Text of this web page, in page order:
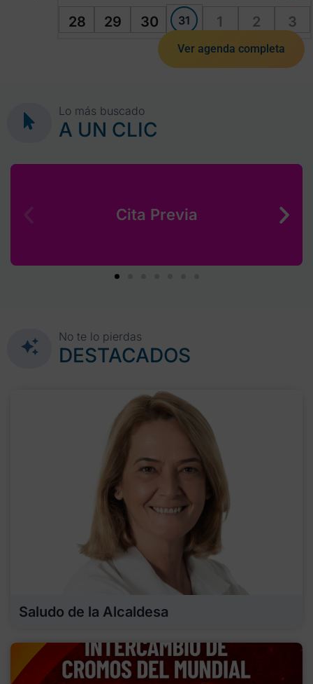
28 29 30 31 1 2 3
Ver agenda completa
Lo más buscado
A UN CLIC
Cita Previa
No te lo pierdas
DESTACADOS
Saludo de la Alcaldesa